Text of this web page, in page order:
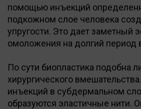
помощью инъекций
подкожном слое человека
упругости. Это дает заметный
омоложения на долгий период
По сути биопластика подобна
хирургического
инъекций в субдермальном
образуются эластичные нити.